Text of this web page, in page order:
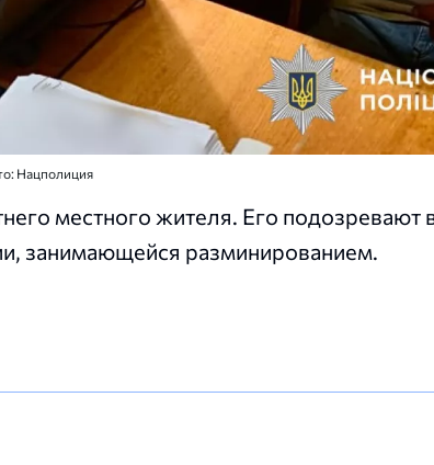
Нацполиция
местного жителя. Его подозревают
занимающейся разминированием.